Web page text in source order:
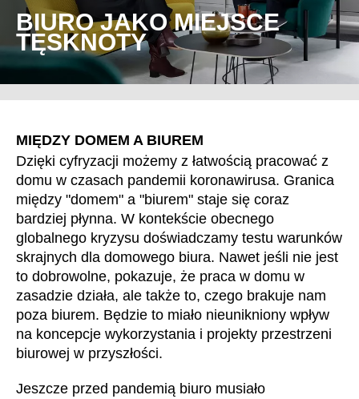
Australia(AU)
Austria (AT)
Bahrajn(BH)
Belgia(BE)
Bułgaria
Chiny(CN)
Chorwacja(HR)
Dania(DK)
Egipt (EG)
Filipiny (PH)
Finlandia(FI)
Francja(FR)
Ghana(GH)
Grecja(GR)
Gwinea (GN)
Hiszpania(ES)
BIURO JAKO MIEJSCE
TĘSKNOTY
MIĘDZY DOMEM A BIUREM
Dzięki cyfryzacji możemy z łatwością pracować z
domu w czasach pandemii koronawirusa. Granica
między "domem" a "biurem" staje się coraz
bardziej płynna. W kontekście obecnego
globalnego kryzysu doświadczamy testu warunków
skrajnych dla domowego biura. Nawet jeśli nie jest
to dobrowolne, pokazuje, że praca w domu w
zasadzie działa, ale także to, czego brakuje nam
poza biurem. Będzie to miało nieunikniony wpływ
na koncepcje wykorzystania i projekty przestrzeni
biurowej w przyszłości.
Jeszcze przed pandemią biuro musiało